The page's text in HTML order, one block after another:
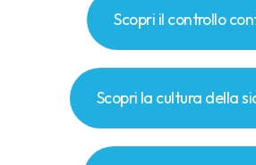
Scopri il controllo
Scopri la cultura della